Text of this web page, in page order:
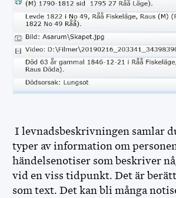
I levnadsbeskrivningen samlar
typer av information om
händelsenotiser som beskriver
vid en viss tidpunkt. Det är
som text. Det kan bli många